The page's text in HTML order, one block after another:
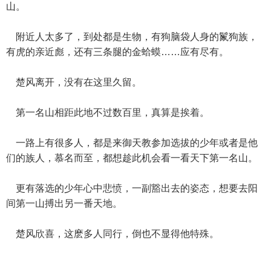
山。
附近人太多了，到处都是生物，有狗脑袋人身的鬣狗族，
有虎的亲近彪，还有三条腿的金蛤蟆……应有尽有。
楚风离开，没有在这里久留。
第一名山相距此地不过数百里，真算是挨着。
一路上有很多人，都是来御天教参加选拔的少年或者是他
们的族人，慕名而至，都想趁此机会看一看天下第一名山。
更有落选的少年心中悲愤，一副豁出去的姿态，想要去阳
间第一山搏出另一番天地。
楚风欣喜，这麽多人同行，倒也不显得他特殊。